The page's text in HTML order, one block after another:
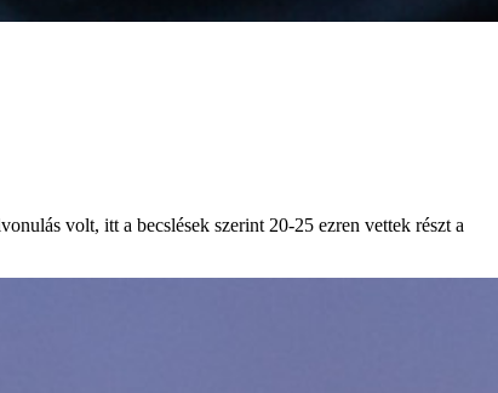
volt, itt a becslések szerint 20-25 ezren vettek részt a